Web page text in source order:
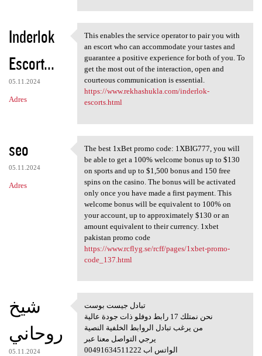
Inderlok
Escort...
05.11.2024
Adres
This enables the service
This enables the service operator to pair you with
an escort who can accommodate your tastes and
guarantee a positive experience for both of you. To
get the most out of the interaction, open and
courteous communication is essential.
https://www.rekhashukla.com/inderlok-
escorts.html
seo
05.11.2024
Adres
The best 1xBet promo code:
The best 1xBet promo code: 1XBIG777, you will
be able to get a 100% welcome bonus up to $130
on sports and up to $1,500 bonus and 150 free
spins on the casino. The bonus will be activated
only once you have made a first payment. This
welcome bonus will be equivalent to 100% on
your account, up to approximately $130 or an
amount equivalent to their currency. 1xbet
pakistan promo code
https://www.rcflyg.se/rcff/pages/1xbet-promo-
code_137.html
شيخ
روحاني
05.11.2024
تبادل جيست بوست
تبادل جيست بوست
نحن نمتلك 17 رابط دوفلو ذات جودة عالية
من يرغب تبادل الروابط الخلفية النصية
يرجي التواصل معنا عبر
00491634511222 الواتس اب